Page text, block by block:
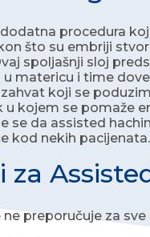
procedura
što su embriji
spoljašnji sloj
matericu i time
koji se
kojem se pomaže
se da assisted
kod nekih pacijenata.
za
preporučuje za